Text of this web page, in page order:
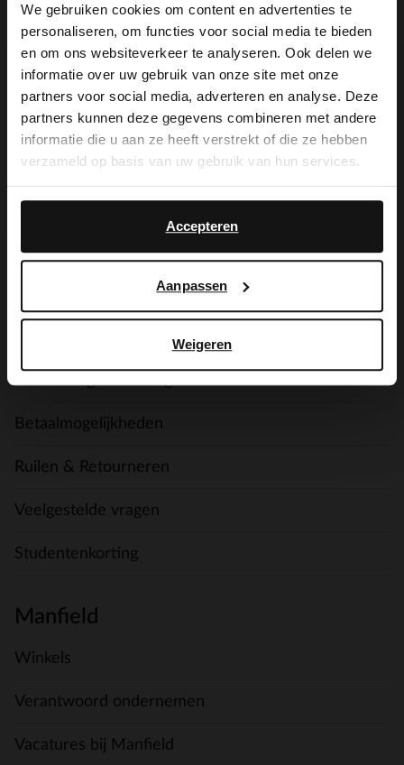
We gebruiken cookies om content en advertenties te
personaliseren, om functies voor social media te bieden
en om ons websiteverkeer te analyseren. Ook delen we
informatie over uw gebruik van onze site met onze
partners voor social media, adverteren en analyse. Deze
partners kunnen deze gegevens combineren met andere
informatie die u aan ze heeft verstrekt of die ze hebben
verzameld op basis van uw gebruik van hun services.
Accepteren
Aanpassen
Weigeren
De My Manfield
voordelen wachten
op je.
MELD JE AAN VOOR MY MANFIELD
Betaalmogelijkheden
Ruilen & Retourneren
Veelgestelde vragen
Studentenkorting
Manfield
Winkels
Verantwoord ondernemen
Vacatures bij Manfield
×
View this website in English?
It looks like your language isn't Dutch. Would
you like to switch to English?
English